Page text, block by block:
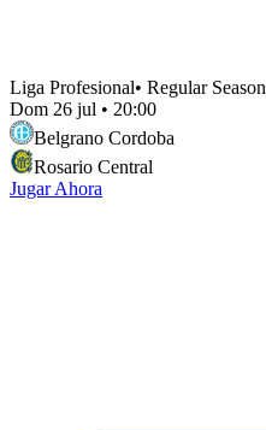
Liga Profesional• Regular Season
Dom 26 jul • 20:00
Belgrano Cordoba
Rosario Central
Jugar Ahora